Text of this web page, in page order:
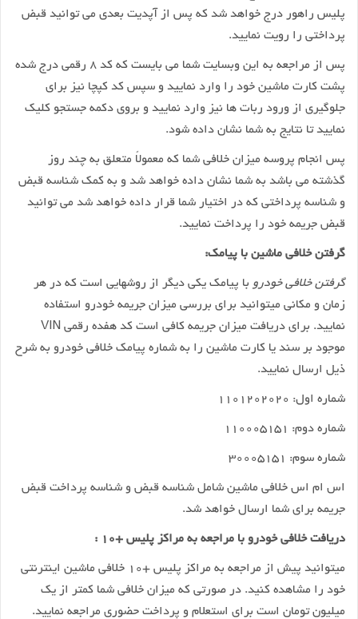
پلیس راهور درج خواهد شد که پس از آپدیت بعدی می توانید قبض
پرداختی را رویت نمایید.
پس از مراجعه به این وبسایت شما می بایست که کد ۸ رقمی درج شده
پشت کارت ماشین خود را وارد نمایید و سپس کد کپچا نیز برای
جلوگیری از ورود ربات ها نیز وارد نمایید و بروی دکمه جستجو کلیک
نمایید تا نتایج به شما نشان داده شود.
پس انجام پروسه میزان خلافی شما که معمولاً متعلق به چند روز
گذشته می باشد به شما نشان داده خواهد شد و به کمک شناسه قبض
و شناسه پرداختی که در اختیار شما قرار داده خواهد شد می توانید
قبض جریمه خود را پرداخت نمایید.
گرفتن خلافی ماشین با پیامک:
گرفتن خلافی خودرو با پیامک یکی دیگر از روشهایی است که در هر
زمان و مکانی میتوانید برای بررسی میزان جریمه خودرو استفاده
نمایید. برای دریافت میزان جریمه کافی است کد هفده رقمی VIN
موجود بر سند یا کارت ماشین را به شماره پیامک خلافی خودرو به شرح
ذیل ارسال نمایید.
شماره اول: ۱۱۰۱۲۰۲۰۲۰
شماره دوم: ۱۱۰۰۰۵۱۵۱
شماره سوم: ۳۰۰۰۵۱۵۱
اس ام اس خلافی ماشین شامل شناسه قبض و شناسه پرداخت قبض
جریمه برای شما ارسال خواهد شد.
دریافت خلافی خودرو با مراجعه به مراکز پلیس +۱۰ :
میتوانید پیش از مراجعه به مراکز پلیس +۱۰ خلافی ماشین اینترنتی
خود را مشاهده کنید. در صورتی که میزان خلافی شما کمتر از یک
میلیون تومان است برای استعلام و پرداخت حضوری مراجعه نمایید.